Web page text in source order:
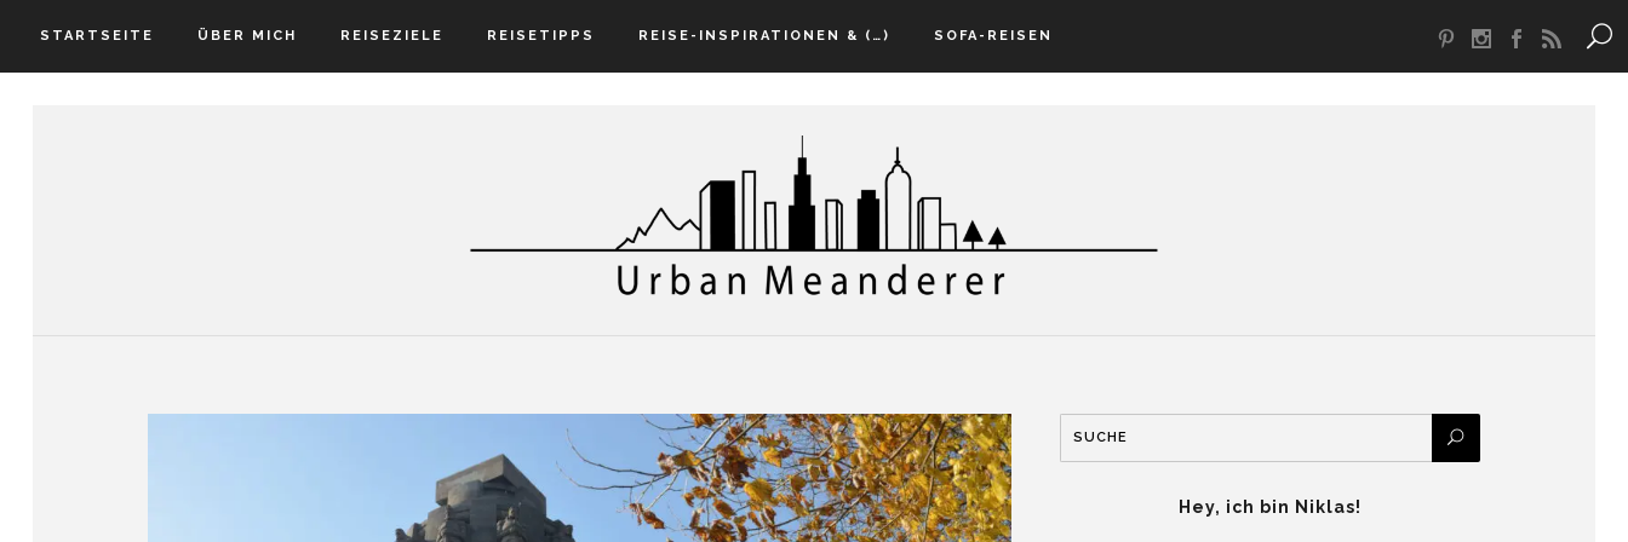
STARTSEITE ÜBER MICH REISEZIELE REISETIPPS REISE-INSPIRATIONEN & (…) SOFA-REISEN
Hey, ich bin Niklas!